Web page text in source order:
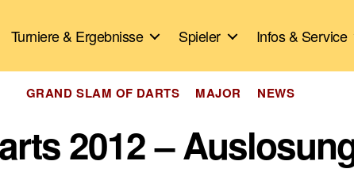
Turniere & Ergebnisse Spieler Infos & Service
Kategorien
GRAND SLAM OF DARTS MAJOR NEWS
2012 –